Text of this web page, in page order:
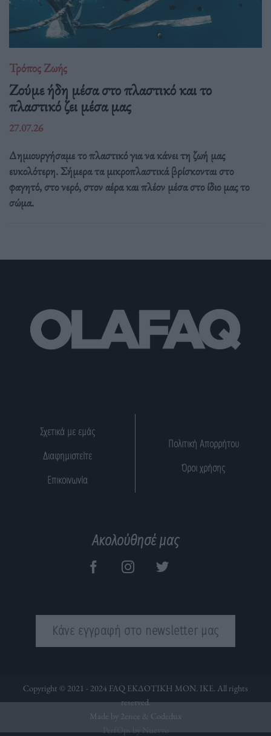
Τρόπος Ζωής
Ζούμε ήδη μέσα στο πλαστικό και το
πλαστικό ζει μέσα μας
27.07.26
Δημιουργήσαμε το πλαστικό για να κάνει τη ζωή μας
ευκολότερη. Σήμερα τα μικροπλαστικά βρίσκονται στο
φαγητό, στο νερό, στον αέρα και πλέον μέσα στο ίδιο μας το
σώμα.
Σχετικά με εμάς
Διαφημιστείτε
Επικοινωνία
Πολιτική Απορρήτου
Όροι χρήσης
Ακολούθησέ μας
Κάνε εγγραφή στο newsletter μας
Copyright © 2021 - 2024 FAQ ΕΚΔΟΤΙΚΗ ΜΟΝ. ΙΚΕ. All rights
reserved.
Made by 2ence & Codedux